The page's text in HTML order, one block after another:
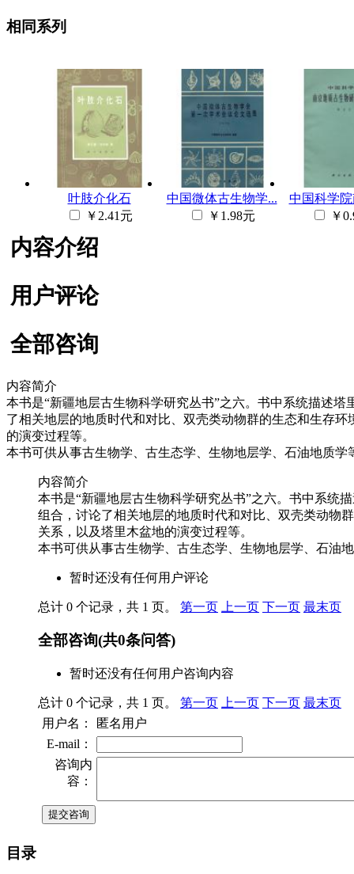
相同系列
叶肢介化石
￥2.41元
中国微体古生物学...
￥1.98元
中国科学
￥
内容介绍
用户评论
全部咨询
内容简介
本书是“新疆地层古生物科学研究丛书”之六。书中系统描述
了相关地层的地质时代和对比、双壳类动物群的生态和生存
的演变过程等。
本书可供从事古生物学、古生态学、生物地层学、石油地质
内容简介
本书是“新疆地层古生物科学研究丛书”之六。书中系统
组合，讨论了相关地层的地质时代和对比、双壳类动物
关系，以及塔里木盆地的演变过程等。
本书可供从事古生物学、古生态学、生物地层学、石油
暂时还没有任何用户评论
总计 0 个记录，共 1 页。 第一页 上一页 下一页 最末页
全部咨询(共0条问答)
暂时还没有任何用户咨询内容
总计 0 个记录，共 1 页。 第一页 上一页 下一页 最末页
用户名：
匿名用户
E-mail：
咨询内
容：
目录